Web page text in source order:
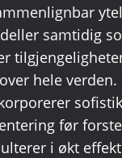
samtidig
hele
før
i økt